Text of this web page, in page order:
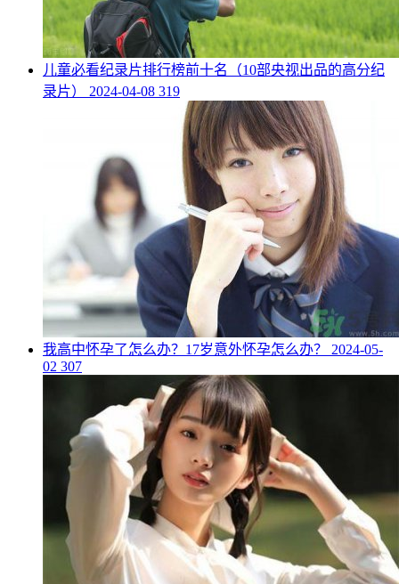
​儿童必看纪录片排行榜前十名（10部央视出品的高分纪
录片）
2024-04-08 319
​我高中怀孕了怎么办？17岁意外怀孕怎么办？
2024-05-
02 307